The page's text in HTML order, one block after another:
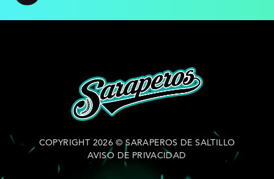
COPYRIGHT 2026 © SARAPEROS DE SALTILLO
AVISO DE PRIVACIDAD